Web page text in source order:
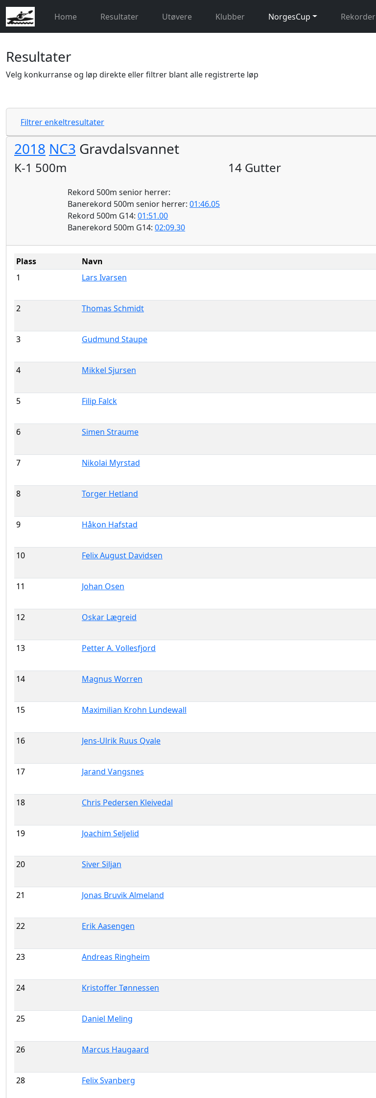
Home Resultater Utøvere Klubber NorgesCup Rekorder
Resultater
Velg konkurranse og løp direkte eller filtrer blant alle registrerte løp
Filtrer enkeltresultater
2018 NC3 Gravdalsvannet
K-1 500m 14 Gutter
Rekord 500m senior herrer:
Banerekord 500m senior herrer:01:46.05
Rekord 500m G14:01:51.00
Banerekord 500m G14:02:09.30
Plass Navn
1
Lars Ivarsen
2 Thomas Schmidt
3 Gudmund Staupe
4 Mikkel Sjursen
5 Filip Falck
6 Simen Straume
7 Nikolai Myrstad
8 Torger Hetland
9 Håkon Hafstad
10 Felix August Davidsen
11 Johan Osen
12 Oskar Lægreid
13 Petter A. Vollesfjord
14 Magnus Worren
15 Maximilian Krohn Lundewall
16 Jens-Ulrik Ruus Qvale
17 Jarand Vangsnes
18 Chris Pedersen Kleivedal
19 Joachim Seljelid
20 Siver Siljan
21 Jonas Bruvik Almeland
22 Erik Aasengen
23 Andreas Ringheim
24 Kristoffer Tønnessen
25 Daniel Meling
26 Marcus Haugaard
28 Felix Svanberg